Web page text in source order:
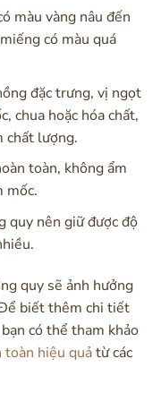
màu vàng nâu đến
có màu quá
đặc trưng, vị ngọt
chua hoặc hóa chất,
chất lượng.
toàn, không ẩm
mốc.
quy nên giữ được độ
quy sẽ ảnh hưởng
biết thêm chi tiết
có thể tham khảo
toàn hiệu quảtừ các